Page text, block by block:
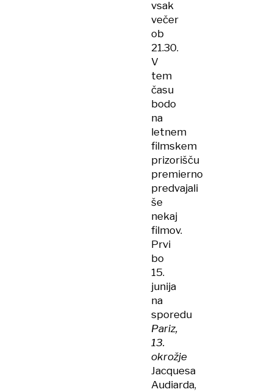
vsak
večer
ob
21.30.
V
tem
času
bodo
na
letnem
filmskem
prizorišču
premierno
predvajali
še
nekaj
filmov.
Prvi
bo
15.
junija
na
sporedu
Pariz,
13.
okrožje
Jacquesa
Audiarda,